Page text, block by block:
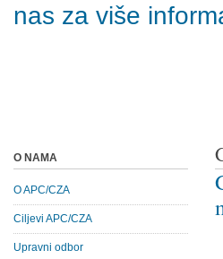
nas za više
O NAMA
O APC/CZA
Ciljevi APC/CZA
Upravni odbor